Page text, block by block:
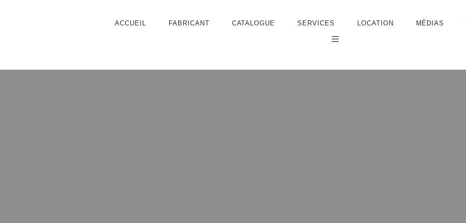
ACCUEIL FABRICANT CATALOGUE SERVICES LOCATION MÉDIAS